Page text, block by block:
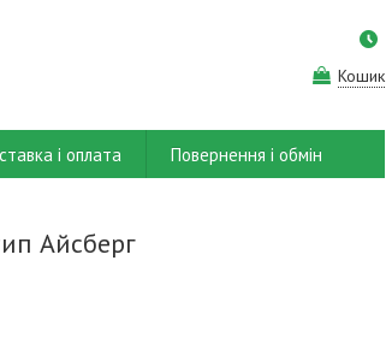
Кошик
і оплата Повернення і обмін
Айсберг